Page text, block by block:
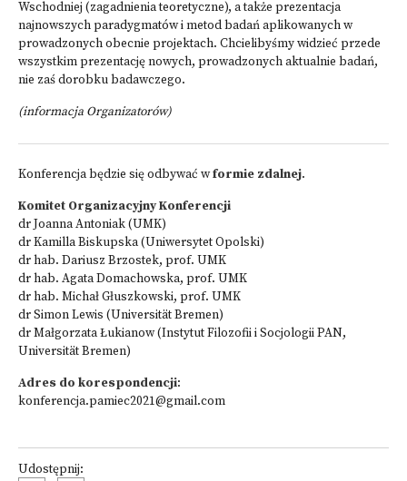
Wschodniej (zagadnienia teoretyczne), a także prezentacja
najnowszych paradygmatów i metod badań aplikowanych w
prowadzonych obecnie projektach. Chcielibyśmy widzieć przede
wszystkim prezentację nowych, prowadzonych aktualnie badań,
nie zaś dorobku badawczego.
(informacja Organizatorów)
Konferencja będzie się odbywać wformie zdalnej.
Komitet Organizacyjny Konferencji
dr Joanna Antoniak (UMK)
dr Kamilla Biskupska (Uniwersytet Opolski)
dr hab. Dariusz Brzostek, prof. UMK
dr hab. Agata Domachowska, prof. UMK
dr hab. Michał Głuszkowski, prof. UMK
dr Simon Lewis (Universität Bremen)
dr Małgorzata Łukianow (Instytut Filozofii i Socjologii PAN,
Universität Bremen)
Adres do korespondencji:
konferencja.pamiec2021@gmail.com
Udostępnij: